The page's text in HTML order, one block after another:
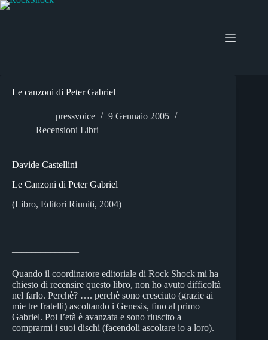
Salta
Le canzoni di Peter Gabriel
pressvoice
9 Gennaio 2005
Recensioni Libri
Davide Castellini
Le Canzoni di Peter Gabriel
(Libro, Editori Riuniti, 2004)
Quando il coordinatore editoriale di Rock Shock mi ha
chiesto di recensire questo libro, non ho avuto difficoltà
nel farlo. Perchè? …. perchè sono cresciuto (grazie ai
mie tre fratelli) ascoltando i Genesis, fino al primo
Gabriel. Poi l’età è avanzata e sono riuscito a
comprarmi i suoi dischi (facendoli ascoltare io a loro).